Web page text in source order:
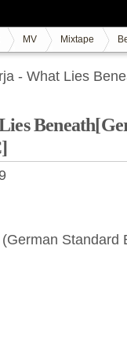
MV Mixtape
- What Lies
Standard